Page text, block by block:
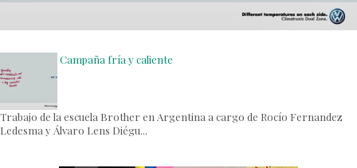
Campaña fría y caliente
Trabajo de la escuela Brother en Argentina a cargo de Rocío Fernandez
Ledesma y Álvaro Lens Diégu...